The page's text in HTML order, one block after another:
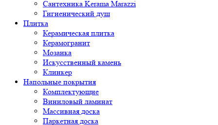
Сантехника Kerama Marazzi
Гигиенический душ
Плитка
Керамическая плитка
Керамогранит
Мозаика
Искусственный камень
Клинкер
Напольные покрытия
Комплектующие
Виниловый ламинат
Массивная доска
Паркетная доска